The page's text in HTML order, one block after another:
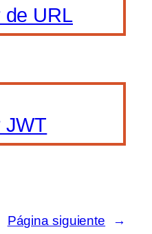
de URL
JWT
Página siguiente →